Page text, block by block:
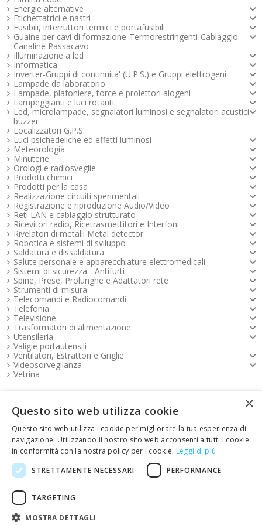
Energie alternative
Etichettatrici e nastri
Fusibili, interruttori termici e portafusibili
Guaine per cavi di formazione-Termorestringenti-Cablaggio-
Canaline Passacavo
Illuminazione a led
Informatica
Inverter-Gruppi di continuita' (U.P.S.) e Gruppi elettrogeni
Lampade da laboratorio
Lampade, plafoniere, torce e proiettori alogeni
Lampeggianti e luci rotanti.
Led, microlampade, segnalatori luminosi e segnalatori acustici -
buzzer
Localizzatori G.P.S.
Luci psichedeliche ed effetti luminosi
Meteorologia
Minuterie
Orologi e radiosveglie
Prodotti chimici
Prodotti per la casa
Realizzazione circuiti sperimentali
Registrazione e riproduzione Audio/Video
Reti LAN e cablaggio strutturato
Ricevitori radio, Ricetrasmettitori e Interfoni
Rivelatori di metalli Metal detector
Robotica e sistemi di sviluppo
Saldatura e dissaldatura
Salute personale e apparecchiature elettromedicali
Sistemi di sicurezza - Antifurti
Spine, Prese, Prolunghe e Adattatori rete
Strumenti di misura
Telecomandi e Radiocomandi
Telefonia
Televisione
Trasformatori di alimentazione
Utensileria
Valigie portautensili
Ventilatori, Estrattori e Griglie
Videosorveglianza
Vetrina
Pagamenti FOOTER
Copyright e contatti FOOTER
link Emotion FOOTER
Restituisci articoli
×
Questo sito web utilizza cookie
Questo sito web utilizza i cookie per migliorare la tua esperienza di
navigazione. Utilizzando il nostro sito web acconsenti a tutti i cookie
in conformità con la nostra policy per i cookie. Leggi di più
STRETTAMENTE NECESSARI
PERFORMANCE
TARGETING
MOSTRA DETTAGLI